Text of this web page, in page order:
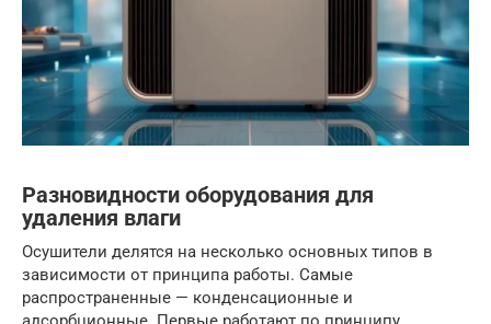
Разновидности оборудования для
удаления влаги
Осушители делятся на несколько основных типов в
зависимости от принципа работы. Самые
распространенные — конденсационные и